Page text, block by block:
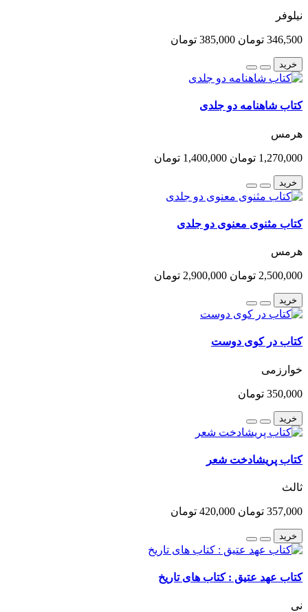
نیلوفر
346,500 تومان 385,000 تومان
خرید
کتاب شاهنامه دو جلدی
هرمس
1,270,000 تومان 1,400,000 تومان
خرید
کتاب مثنوی معنوی دو جلدی
هرمس
2,500,000 تومان 2,900,000 تومان
خرید
کتاب در کوی دوست
خوارزمی
350,000 تومان
خرید
کتاب پریشادخت شعر
ثالث
357,000 تومان 420,000 تومان
خرید
کتاب عهد عتیق : کتاب های تاریخ
نی